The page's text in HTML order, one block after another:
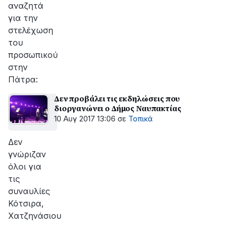
αναζητά
για την
στελέχωση
του
προσωπικού
στην
Πάτρα:
Δεν προβάλει τις εκδηλώσεις που
διοργανώνει ο Δήμος Ναυπακτίας
10 Αυγ 2017 13:06 σε Τοπικά
Δεν
γνώριζαν
όλοι για
τις
συναυλίες
Κότσιρα,
Χατζηνάσιου